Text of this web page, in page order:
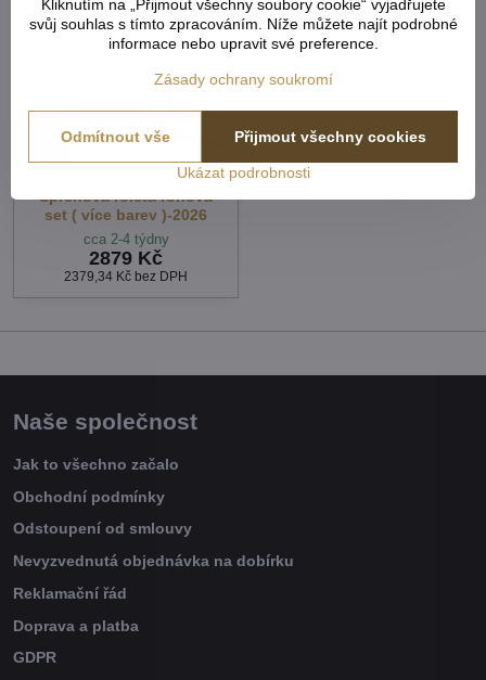
Sprchová roleta rohová
set ( více barev )-2026
cca 2-4 týdny
2879 Kč
2379,34 Kč bez DPH
Naše společnost
Jak to všechno začalo
Obchodní podmínky
Odstoupení od smlouvy
Nevyzvednutá objednávka na dobírku
Reklamační řád
Doprava a platba
GDPR
Kliknutím na „Přijmout všechny soubory cookie“ vyjadřujete
svůj souhlas s tímto zpracováním. Níže můžete najít podrobné
informace nebo upravit své preference.
Zásady ochrany soukromí
Ukázat podrobnosti
Přijmout všechny cookies
Odmítnout vše